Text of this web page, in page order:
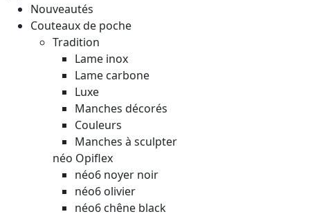
Nouveautés
Couteaux de poche
Tradition
Lame inox
Lame carbone
Luxe
Manches décorés
Couleurs
Manches à sculpter
néo Opiflex
néo6 noyer noir
néo6 olivier
néo6 chêne black